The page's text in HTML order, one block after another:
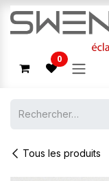
Se rendre au
0
Tous les produits